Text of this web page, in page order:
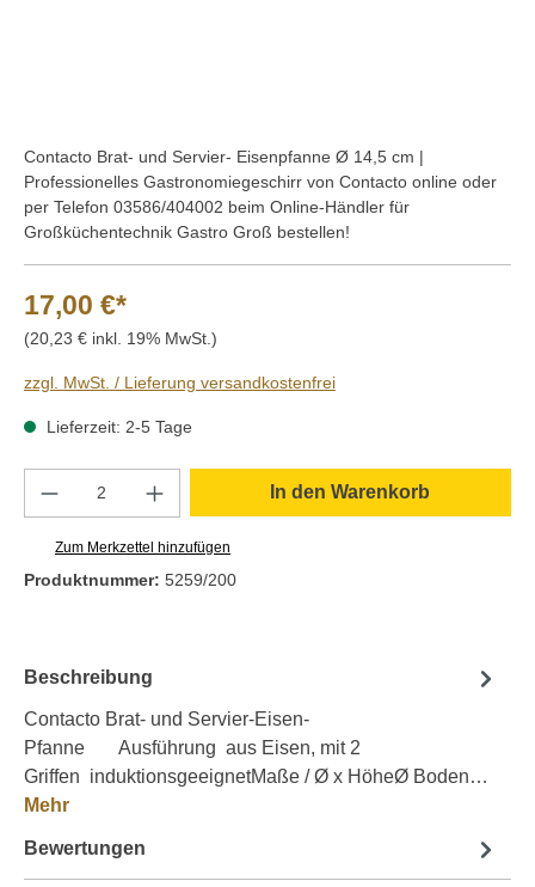
Contacto Brat- und Servier- Eisenpfanne Ø 14,5 cm |
Professionelles Gastronomiegeschirr von Contacto online oder
per Telefon 03586/404002 beim Online-Händler für
Großküchentechnik Gastro Groß bestellen!
17,00 €*
(20,23 € inkl. 19% MwSt.)
zzgl. MwSt. / Lieferung versandkostenfrei
Lieferzeit: 2-5 Tage
Produkt Anzahl: Gib den gewünschten
In den Warenkorb
Zum Merkzettel hinzufügen
Produktnummer: 5259/200
Beschreibung
Contacto Brat- und Servier-Eisen-
Pfanne Ausführung aus Eisen, mit 2
Griffen induktionsgeeignetMaße / Ø x HöheØ Boden…
Mehr
Bewertungen